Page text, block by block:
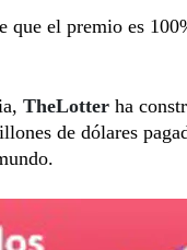
que el premio es
TheLotter ha
de dólares